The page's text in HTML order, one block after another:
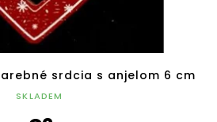
srdcia s anjelom 6 cm
SKLADEM